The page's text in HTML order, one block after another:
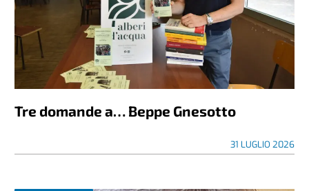
Tre domande a… Beppe Gnesotto
31 LUGLIO 2026